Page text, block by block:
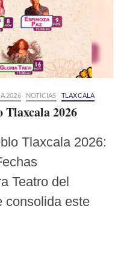
2026 NOTICIAS TLAXCALA
Tlaxcala 2026
Tlaxcala 2026:
Teatro del
consolida este